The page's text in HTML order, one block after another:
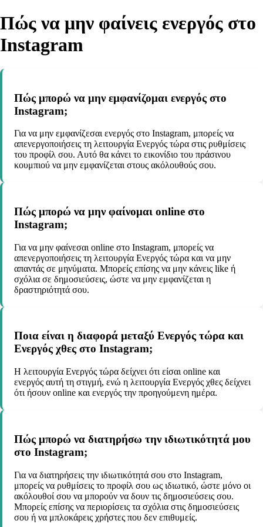
Πώς να μην φαίνεις ενεργός στο
Instagram
Πώς μπορώ να μην εμφανίζομαι ενεργός στο
Instagram;
Για να μην εμφανίζεσαι ενεργός στο Instagram, μπορείς να
απενεργοποιήσεις τη λειτουργία Ενεργός τώρα στις ρυθμίσεις
του προφίλ σου. Αυτό θα κάνει το εικονίδιο του πράσινου
κουμπιού να μην εμφανίζεται στους ακόλουθούς σου.
Πώς μπορώ να μην φαίνομαι online στο
Instagram;
Για να μην φαίνεσαι online στο Instagram, μπορείς να
απενεργοποιήσεις τη λειτουργία Ενεργός τώρα και να μην
απαντάς σε μηνύματα. Μπορείς επίσης να μην κάνεις like ή
σχόλια σε δημοσιεύσεις, ώστε να μην εμφανίζεται η
δραστηριότητά σου.
Ποια είναι η διαφορά μεταξύ Ενεργός τώρα και
Ενεργός χθες στο Instagram;
Η λειτουργία Ενεργός τώρα δείχνει ότι είσαι online και
ενεργός αυτή τη στιγμή, ενώ η λειτουργία Ενεργός χθες δείχνει
ότι ήσουν online και ενεργός την προηγούμενη ημέρα.
Πώς μπορώ να διατηρήσω την ιδιωτικότητά μου
στο Instagram;
Για να διατηρήσεις την ιδιωτικότητά σου στο Instagram,
μπορείς να ρυθμίσεις το προφίλ σου ως ιδιωτικό, ώστε μόνο οι
ακόλουθοί σου να μπορούν να δουν τις δημοσιεύσεις σου.
Μπορείς επίσης να περιορίσεις τα σχόλια στις δημοσιεύσεις
σου ή να μπλοκάρεις χρήστες που δεν επιθυμείς.